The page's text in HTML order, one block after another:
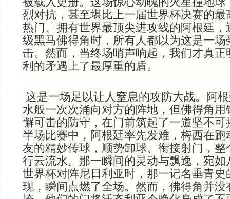
烈对抗，甚至堪比上一届世界杯决赛的
热门、拥有世界最顶尖进攻线的阿根廷
级黑马佛得角时，所有人都以为这是一
击。然而，当终场哨声响起，我们才真
利的矛遇上了最厚重的盾。
这是一场足以让人窒息的攻防大战。阿
水般一次次涌向对方的阵地，但佛得角
懈可击的防守，在门前筑起了一道坚不
半场比赛中，阿根廷率先发难，梅西在
友的精妙传球，顺势卸球、衔接射门，
行云流水。那一瞬间的灵动与飘逸，宛
世界杯对阵尼日利亚时，那一记名垂青
现，瞬间点燃了全场。然而，佛得角并没